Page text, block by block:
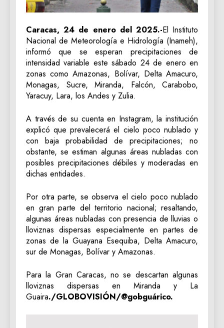
Caracas, 24 de enero del 2025.-El Instituto
Nacional de Meteorología e Hidrología (Inameh),
informó que se esperan precipitaciones de
intensidad variable este sábado 24 de enero en
zonas como Amazonas, Bolívar, Delta Amacuro,
Monagas, Sucre, Miranda, Falcón, Carabobo,
Yaracuy, Lara, los Andes y Zulia.
A través de su cuenta en Instagram, la institución
explicó que prevalecerá el cielo poco nublado y
con baja probabilidad de precipitaciones; no
obstante, se estiman algunas áreas nubladas con
posibles precipitaciones débiles y moderadas en
dichas entidades.
Por otra parte, se observa el cielo poco nublado
en gran parte del territorio nacional; resaltando,
algunas áreas nubladas con presencia de lluvias o
lloviznas dispersas especialmente en partes de
zonas de la Guayana Esequiba, Delta Amacuro,
sur de Monagas, Bolívar y Amazonas.
Para la Gran Caracas, no se descartan algunas
lloviznas dispersas en Miranda y La
Guaira./GLOBOVISIÓN/@gobguárico.